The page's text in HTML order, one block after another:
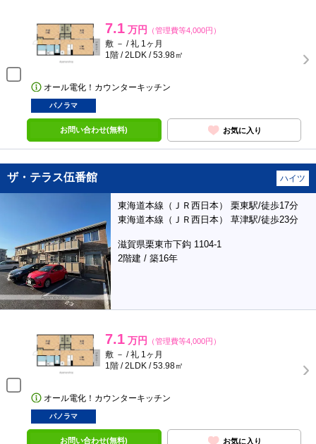
7.1 万円 （管理費等4,000円）
敷 － / 礼 1ヶ月
1階 / 2LDK / 53.98㎡
オール電化！カウンターキッチン
パノラマ
お問い合わせ(無料) お気に入り
ザ・テラス伍番館 ハイツ
東海道本線（ＪＲ西日本） 栗東駅/徒歩17分
東海道本線（ＪＲ西日本） 草津駅/徒歩23分
滋賀県栗東市下鈎 1104-1
2階建 / 築16年
7.1 万円 （管理費等4,000円）
敷 － / 礼 1ヶ月
1階 / 2LDK / 53.98㎡
オール電化！カウンターキッチン
パノラマ
お問い合わせ(無料) お気に入り